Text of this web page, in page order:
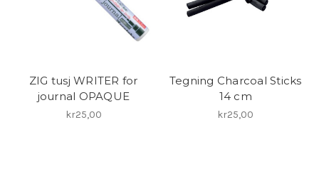
ZIG tusj WRITER for
journal OPAQUE
kr25,00
Tegning Charcoal Sticks
14 cm
kr25,00